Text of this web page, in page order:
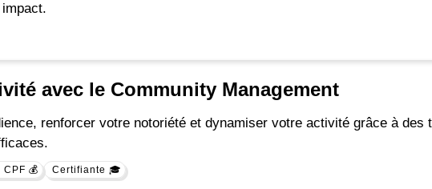
avec le Community Management
renforcer votre notoriété et dynamiser votre activité grâce à des
💰 Certifiante 🎓